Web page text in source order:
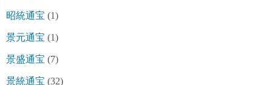
昭統通宝 (1)
景元通宝 (1)
景盛通宝 (7)
景統通宝 (32)